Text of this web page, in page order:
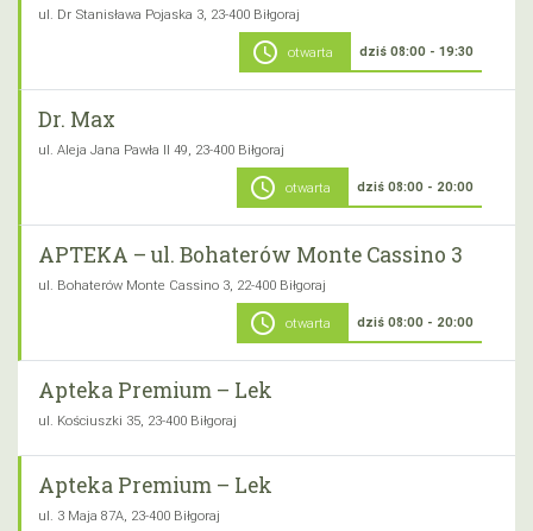
ul. Dr Stanisława Pojaska 3, 23-400 Biłgoraj
schedule otwarta dziś 08:00 - 19:30
Dr. Max
ul. Aleja Jana Pawła II 49, 23-400 Biłgoraj
schedule otwarta dziś 08:00 - 20:00
APTEKA – ul. Bohaterów Monte Cassino 3
ul. Bohaterów Monte Cassino 3, 22-400 Biłgoraj
schedule otwarta dziś 08:00 - 20:00
Apteka Premium – Lek
ul. Kościuszki 35, 23-400 Biłgoraj
Apteka Premium – Lek
ul. 3 Maja 87A, 23-400 Biłgoraj